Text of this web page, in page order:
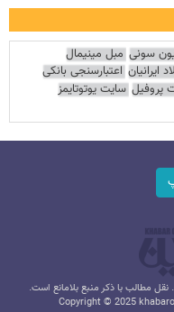
سونی مبل مینیمال
ایرانیان اعتبارسنجی بانکی
پروفیل سایت یوتوتایمز
مطالب با ذکر منبع بلامانع است.
Copyright © 2025